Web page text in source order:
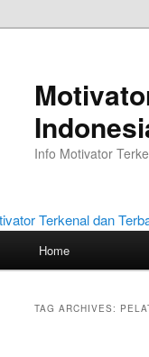
Info Motivator
Home
TAG ARCHIVES: